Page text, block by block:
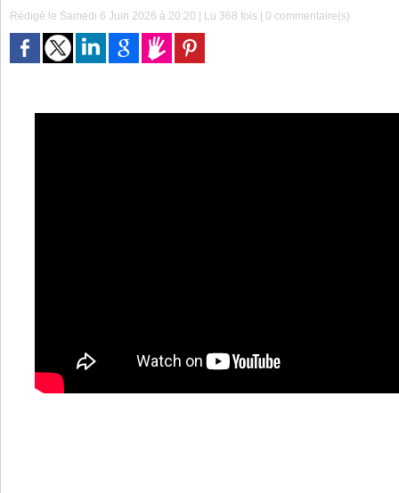
Rédigé le Samedi 6 Juin 2026 à 20:20 | Lu 368 fois |0 commentaire(s)